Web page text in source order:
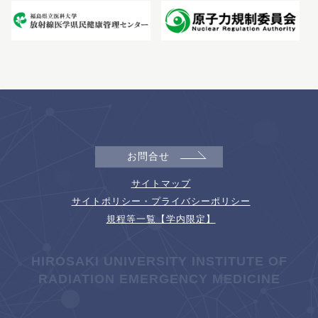
お問合せ
サイトマップ
サイトポリシー・プライバシーポリシー
規程等一覧【学内限定】
HIROSAKI UNIVERSITY INSTITUTE OF
RADIATION EMERGENCY MEDICINE